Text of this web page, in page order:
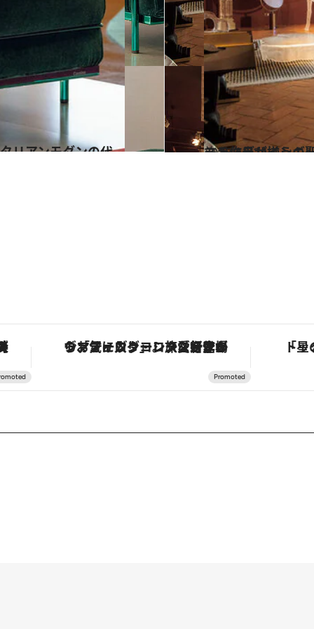
2025.12.24
ミラノデザインの聖地「ロッサーナ・オルランディ」 世界の
旅＆お出かけ
ズ ヴァシュロン・コンスタンタン「オーヴァーシーズ・オートマティック」。旅愛好家のお気に入りコレクションから、ジェンダーレスな新作が登場